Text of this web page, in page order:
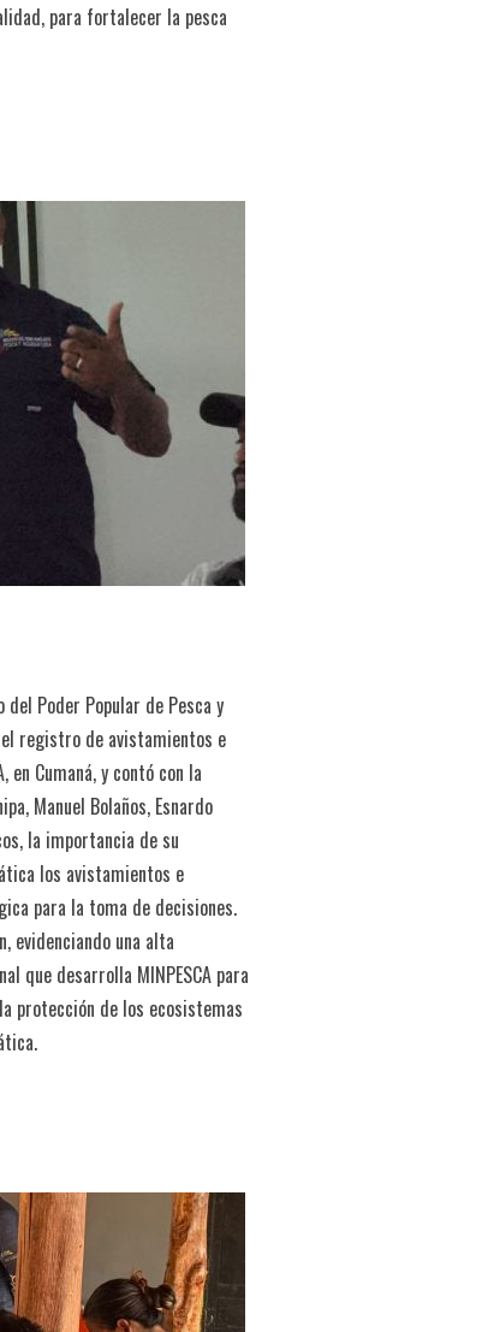
para fortalecer la pesca
Poder Popular de Pesca y
registro de avistamientos e
Cumaná, y contó con la
Manuel Bolaños, Esnardo
la importancia de su
los avistamientos e
para la toma de decisiones.
evidenciando una alta
que desarrolla MINPESCA para
protección de los ecosistemas